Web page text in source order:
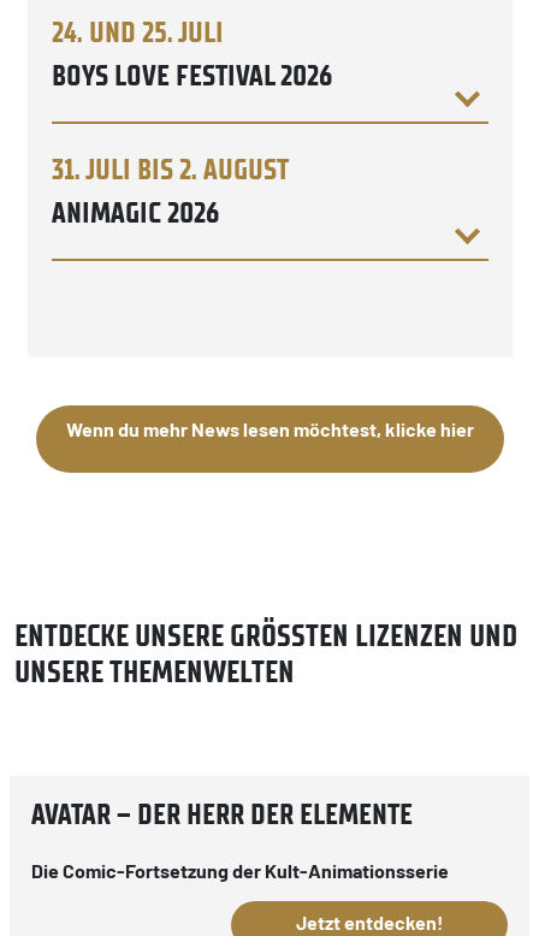
24. UND 25. JULI
BOYS LOVE FESTIVAL 2026
31. JULI BIS 2. AUGUST
ANIMAGIC 2026
Wenn du mehr News lesen möchtest, klicke hier
ENTDECKE UNSERE GRÖSSTEN LIZENZEN UND U
NSERE THEMENWELTEN
AVATAR – DER HERR DER ELEMENTE
Die Comic-Fortsetzung der Kult-Animationsserie
Jetzt entdecken!